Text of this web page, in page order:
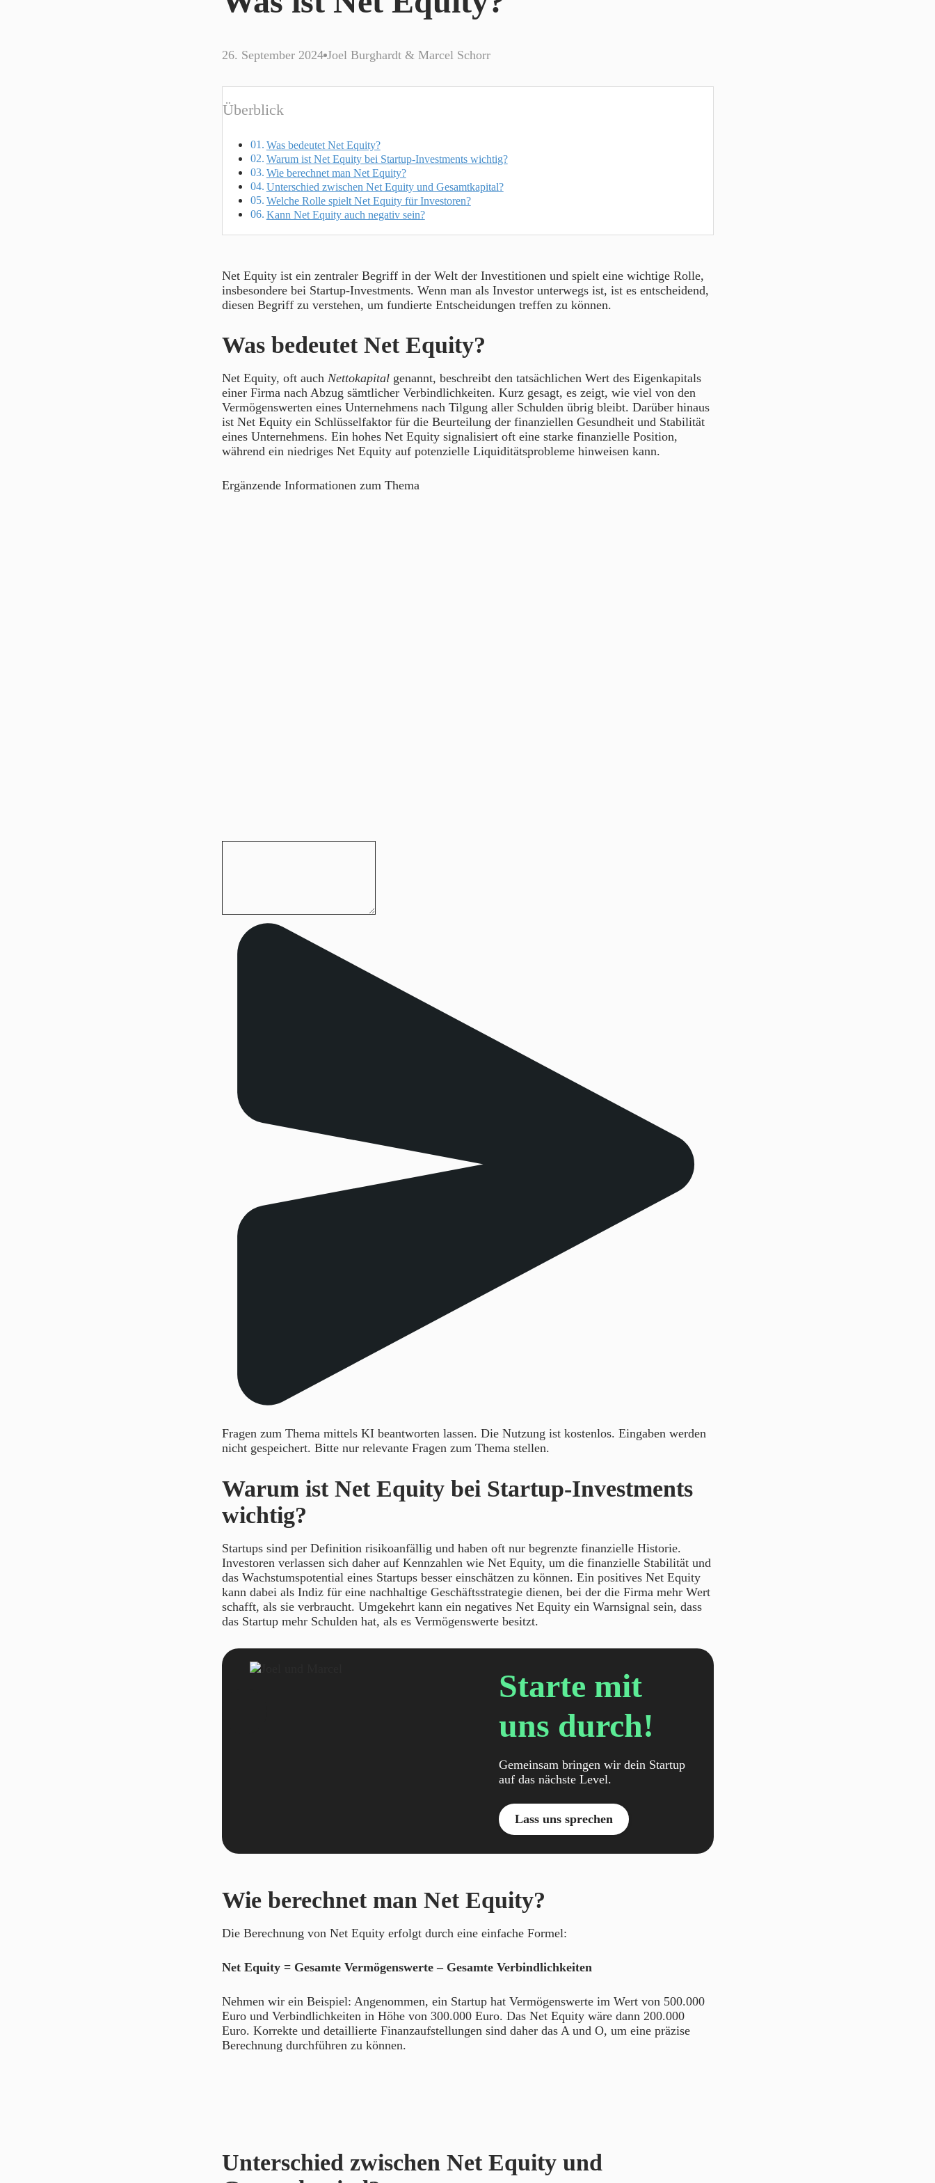
26. September 2024 Joel Burghardt & Marcel Schorr
Überblick
Was bedeutet Net Equity?
Warum ist Net Equity bei Startup-Investments wichtig?
Wie berechnet man Net Equity?
Unterschied zwischen Net Equity und Gesamtkapital?
Welche Rolle spielt Net Equity für Investoren?
Kann Net Equity auch negativ sein?
Net Equity ist ein zentraler Begriff in der Welt der Investitionen und spielt eine wichtige Rolle,
insbesondere bei Startup-Investments. Wenn man als Investor unterwegs ist, ist es entscheidend,
diesen Begriff zu verstehen, um fundierte Entscheidungen treffen zu können.
Was bedeutet Net Equity?
Net Equity, oft auch Nettokapitalgenannt, beschreibt den tatsächlichen Wert des Eigenkapitals
einer Firma nach Abzug sämtlicher Verbindlichkeiten. Kurz gesagt, es zeigt, wie viel von den
Vermögenswerten eines Unternehmens nach Tilgung aller Schulden übrig bleibt. Darüber hinaus
ist Net Equity ein Schlüsselfaktor für die Beurteilung der finanziellen Gesundheit und Stabilität
eines Unternehmens. Ein hohes Net Equity signalisiert oft eine starke finanzielle Position,
während ein niedriges Net Equity auf potenzielle Liquiditätsprobleme hinweisen kann.
Ergänzende Informationen zum Thema
Fragen zum Thema mittels KI beantworten lassen. Die Nutzung ist kostenlos. Eingaben werden
nicht gespeichert. Bitte nur relevante Fragen zum Thema stellen.
Warum ist Net Equity bei Startup-Investments
wichtig?
Startups sind per Definition risikoanfällig und haben oft nur begrenzte finanzielle Historie.
Investoren verlassen sich daher auf Kennzahlen wie Net Equity, um die finanzielle Stabilität und
das Wachstumspotential eines Startups besser einschätzen zu können. Ein positives Net Equity
kann dabei als Indiz für eine nachhaltige Geschäftsstrategie dienen, bei der die Firma mehr Wert
schafft, als sie verbraucht. Umgekehrt kann ein negatives Net Equity ein Warnsignal sein, dass
das Startup mehr Schulden hat, als es Vermögenswerte besitzt.
Starte mit
uns durch!
Gemeinsam bringen wir dein Startup
auf das nächste Level.
Lass uns sprechen
Wie berechnet man Net Equity?
Die Berechnung von Net Equity erfolgt durch eine einfache Formel:
Net Equity = Gesamte Vermögenswerte – Gesamte Verbindlichkeiten
Nehmen wir ein Beispiel: Angenommen, ein Startup hat Vermögenswerte im Wert von 500.000
Euro und Verbindlichkeiten in Höhe von 300.000 Euro. Das Net Equity wäre dann 200.000
Euro. Korrekte und detaillierte Finanzaufstellungen sind daher das A und O, um eine präzise
Berechnung durchführen zu können.
Unterschied zwischen Net Equity und